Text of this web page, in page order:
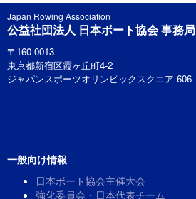
Japan Rowing Association
公益社団法人 日本ボート協会 事務局
〒160-0013
東京都新宿区霞ヶ丘町4-2
ジャパンスポーツオリンピックスクエア 606
一般向け情報
日本ボート協会主催大会
強化委員会・日本代表チーム